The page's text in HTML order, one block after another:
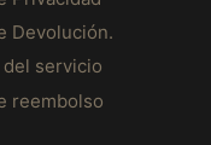
Devolución.
servicio
reembolso